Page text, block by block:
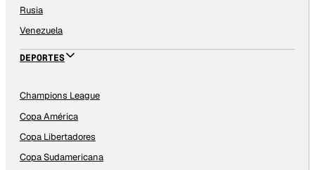
Rusia
Venezuela
DEPORTES
Champions League
Copa América
Copa Libertadores
Copa Sudamericana